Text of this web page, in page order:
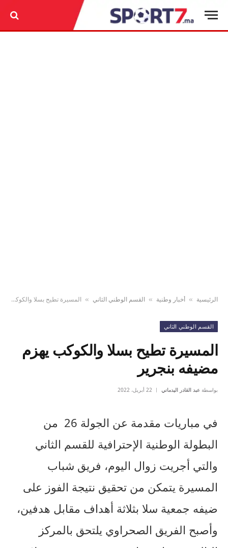
الرئيسية » أخبار وطنية » القسم الوطني الثاني » المسيرة تطيح بسلا والكوكب يهزم مضيفه بنجرير
القسم الوطني الثاني
المسيرة تطيح بسلا والكوكب يهزم
مضيفه بنجرير
بواسطة عبد القادر اليدماني 22 أبريل، 2022
في مباريات مقدمة عن الجولة 26 من
البطولة الوطنية الإحترافية للقسم الثاني
والتي أجريت زوال اليوم، فريق شباب
المسيرة يتمكن من تحقيق نتيجة الفوز على
ضيفه جمعية سلا بثلاثة أهداف مقابل هدفين،
وأصبح الفريق الصحراوي يلتحق بالمركز